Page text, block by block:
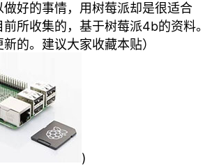
做好的事情，用树莓派却是很适合
所收集的，基于树莓派4b的资料。
新的。建议大家收藏本贴）
)